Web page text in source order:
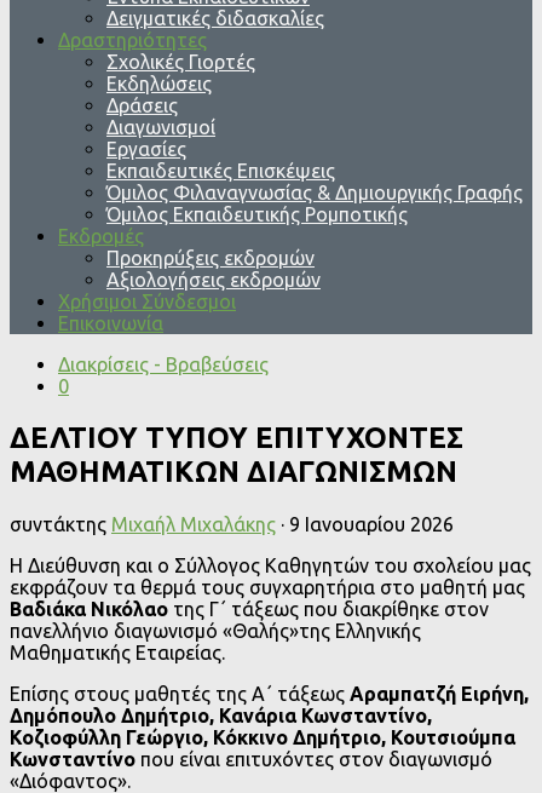
Δειγματικές διδασκαλίες
Δραστηριότητες
Σχολικές Γιορτές
Εκδηλώσεις
Δράσεις
Διαγωνισμοί
Εργασίες
Εκπαιδευτικές Επισκέψεις
Όμιλος Φιλαναγνωσίας & Δημιουργικής Γραφής
Όμιλος Εκπαιδευτικής Ρομποτικής
Εκδρομές
Προκηρύξεις εκδρομών
Αξιολογήσεις εκδρομών
Χρήσιμοι Σύνδεσμοι
Επικοινωνία
Διακρίσεις - Βραβεύσεις
0
ΔΕΛΤΙΟΥ ΤΥΠΟΥ ΕΠΙΤΥΧΟΝΤΕΣ
ΜΑΘΗΜΑΤΙΚΩΝ ΔΙΑΓΩΝΙΣΜΩΝ
συντάκτης Μιχαήλ Μιχαλάκης · 9 Ιανουαρίου 2026
Η Διεύθυνση και ο Σύλλογος Καθηγητών του σχολείου μας
εκφράζουν τα θερμά τους συγχαρητήρια στο μαθητή μας
Βαδιάκα Νικόλαο της Γ΄ τάξεως που διακρίθηκε στον
πανελλήνιο διαγωνισμό «Θαλής»της Ελληνικής
Μαθηματικής Εταιρείας.
Επίσης στους μαθητές της Α΄ τάξεως Αραμπατζή Ειρήνη,
Δημόπουλο Δημήτριο, Κανάρια Κωνσταντίνο,
Κοζιοφύλλη Γεώργιο, Κόκκινο Δημήτριο, Κουτσιούμπα
Κωνσταντίνο που είναι επιτυχόντες στον διαγωνισμό
«Διόφαντος».